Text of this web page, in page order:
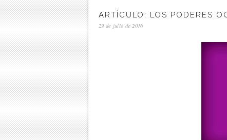
ARTÍCULO: LOS PODERES
29 de julio de 2016